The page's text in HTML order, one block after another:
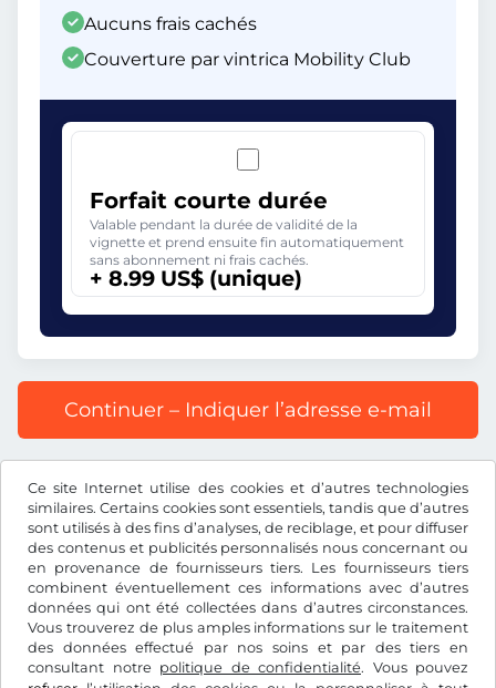
Ce site Internet utilise des cookies et d’autres technologies
similaires. Certains cookies sont essentiels, tandis que d’autres
sont utilisés à des fins d’analyses, de reciblage, et pour diffuser
des contenus et publicités personnalisés nous concernant ou
en provenance de fournisseurs tiers. Les fournisseurs tiers
combinent éventuellement ces informations avec d’autres
données qui ont été collectées dans d’autres circonstances.
Vous trouverez de plus amples informations sur le traitement
des données effectué par nos soins et par des tiers en
consultant notre politique de confidentialité. Vous pouvez
Aucuns frais cachés
Couverture par vintrica Mobility Club
Forfait courte durée
Valable pendant la durée de validité de la
vignette et prend ensuite fin automatiquement
sans abonnement ni frais cachés.
+ 8.99 US$ (unique)
Continuer – Indiquer l’adresse e-mail
compris les frais d’enregistrement et la TVA.
US$USD
Facebook Instagram